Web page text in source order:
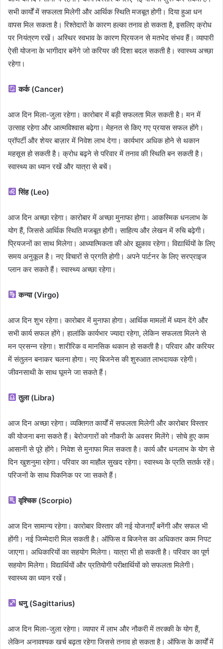
सभी कार्यों में सफलता मिलेगी और आर्थिक स्थिति मजबूत होगी। दिया हुआ धन
वापस मिल सकता है। रिश्तेदारों के कारण हल्का तनाव हो सकता है, इसलिए क्रोध
पर नियंत्रण रखें। अस्थिर स्वभाव के कारण प्रियजन से मतभेद संभव हैं। व्यापारी
ऐसी योजना के भागीदार बनेंगे जो करियर की दिशा बदल सकती है। स्वास्थ्य अच्छा
रहेगा।
कर्क (Cancer)
आज दिन मिला-जुला रहेगा। कारोबार में बड़ी सफलता मिल सकती है। मन में
उत्साह रहेगा और आत्मविश्वास बढ़ेगा। मेहनत से किए गए प्रयास सफल होंगे।
प्रॉपर्टी और शेयर बाज़ार में निवेश लाभ देगा। कार्यभार अधिक होने से थकान
महसूस हो सकती है। क्रोध बढ़ने से परिवार में तनाव की स्थिति बन सकती है।
स्वास्थ्य का ध्यान रखें और यात्रा से बचें।
सिंह (Leo)
आज दिन अच्छा रहेगा। कारोबार में अच्छा मुनाफा होगा। आकस्मिक धनलाभ के
योग हैं, जिससे आर्थिक स्थिति मजबूत होगी। साहित्य और लेखन में रुचि बढ़ेगी।
प्रियजनों का साथ मिलेगा। आध्यात्मिकता की ओर झुकाव रहेगा। विद्यार्थियों के लिए
समय अनुकूल है। नए विचारों से प्रगति होगी। अपने पार्टनर के लिए सरप्राइज
प्लान कर सकते हैं। स्वास्थ्य अच्छा रहेगा।
कन्या (Virgo)
आज दिन शुभ रहेगा। कारोबार में मुनाफा होगा। आर्थिक मामलों में ध्यान देंगे और
सभी कार्य सफल होंगे। हालांकि कार्यभार ज्यादा रहेगा, लेकिन सफलता मिलने से
मन प्रसन्न रहेगा। शारीरिक व मानसिक थकान हो सकती है। परिवार और करियर
में संतुलन बनाकर चलना होगा। नए बिजनेस की शुरुआत लाभदायक रहेगी।
जीवनसाथी के साथ घूमने जा सकते हैं।
तुला (Libra)
आज दिन अच्छा रहेगा। व्यक्तिगत कार्यों में सफलता मिलेगी और कारोबार विस्तार
की योजना बना सकते हैं। बेरोजगारों को नौकरी के अवसर मिलेंगे। सोचे हुए काम
आसानी से पूरे होंगे। निवेश से मुनाफा मिल सकता है। कार्य और धनलाभ के योग से
दिन खुशनुमा रहेगा। परिवार का माहौल सुखद रहेगा। स्वास्थ्य के प्रति सतर्क रहें।
परिजनों के साथ पिकनिक पर जा सकते हैं।
वृश्चिक (Scorpio)
आज दिन सामान्य रहेगा। कारोबार विस्तार की नई योजनाएँ बनेंगी और सफल भी
होंगी। नई जिम्मेदारी मिल सकती है। ऑफिस व बिजनेस का अधिकतर काम निपट
जाएगा। अधिकारियों का सहयोग मिलेगा। यात्रा भी हो सकती है। परिवार का पूर्ण
सहयोग मिलेगा। विद्यार्थियों और प्रतियोगी परीक्षार्थियों को सफलता मिलेगी।
स्वास्थ्य का ध्यान रखें।
धनु (Sagittarius)
आज दिन मिला-जुला रहेगा। व्यापार में लाभ और नौकरी में तरक्की के योग हैं,
लेकिन अनावश्यक खर्च बढ़ता रहेगा जिससे तनाव हो सकता है। ऑफिस के कार्यों में